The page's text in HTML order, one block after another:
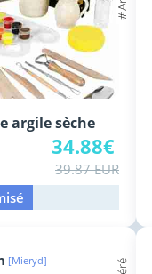
argile sèche
34.88€
39.87 EUR
[Mieryd]